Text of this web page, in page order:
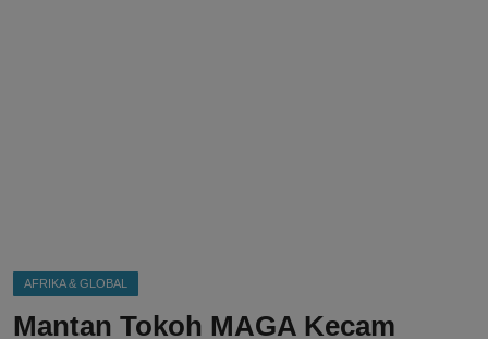
AFRIKA & GLOBAL
Mantan Tokoh MAGA Kecam